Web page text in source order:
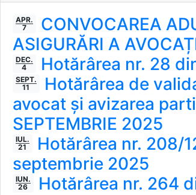
APR.
7
CONVOCAREA
ASIGURĂRI A
DEC.
4
Hotărârea nr. 28
SEPT.
11
Hotărârea de
avocat și avizarea
SEPTEMBRIE 2025
IUL.
21
Hotărârea nr. 208/
septembrie 2025
IUN.
26
Hotărârea nr. 264